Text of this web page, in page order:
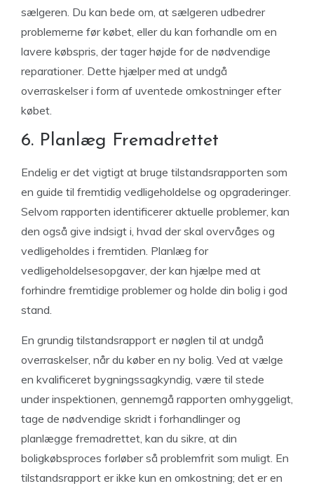
sælgeren. Du kan bede om, at sælgeren udbedrer
problemerne før købet, eller du kan forhandle om en
lavere købspris, der tager højde for de nødvendige
reparationer. Dette hjælper med at undgå
overraskelser i form af uventede omkostninger efter
købet.
6. Planlæg Fremadrettet
Endelig er det vigtigt at bruge tilstandsrapporten som
en guide til fremtidig vedligeholdelse og opgraderinger.
Selvom rapporten identificerer aktuelle problemer, kan
den også give indsigt i, hvad der skal overvåges og
vedligeholdes i fremtiden. Planlæg for
vedligeholdelsesopgaver, der kan hjælpe med at
forhindre fremtidige problemer og holde din bolig i god
stand.
En grundig tilstandsrapport er nøglen til at undgå
overraskelser, når du køber en ny bolig. Ved at vælge
en kvalificeret bygningssagkyndig, være til stede
under inspektionen, gennemgå rapporten omhyggeligt,
tage de nødvendige skridt i forhandlinger og
planlægge fremadrettet, kan du sikre, at din
boligkøbsproces forløber så problemfrit som muligt. En
tilstandsrapport er ikke kun en omkostning; det er en